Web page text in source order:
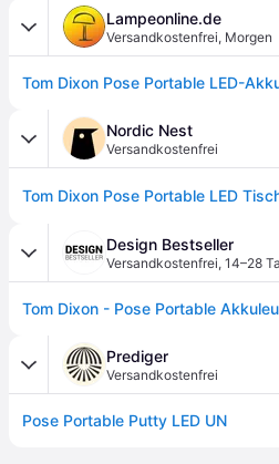
Lampeonline.de
Versandkostenfrei, Morgen
Nordic Nest
Versandkostenfrei
Design Bestseller
Versandkostenfrei, 14–28
Tom Dixon - Pose Portable
Prediger
Versandkostenfrei
Pose Portable Putty LED UN